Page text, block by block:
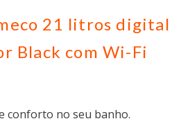
21 litros digital
Black com Wi-Fi
conforto no seu banho.